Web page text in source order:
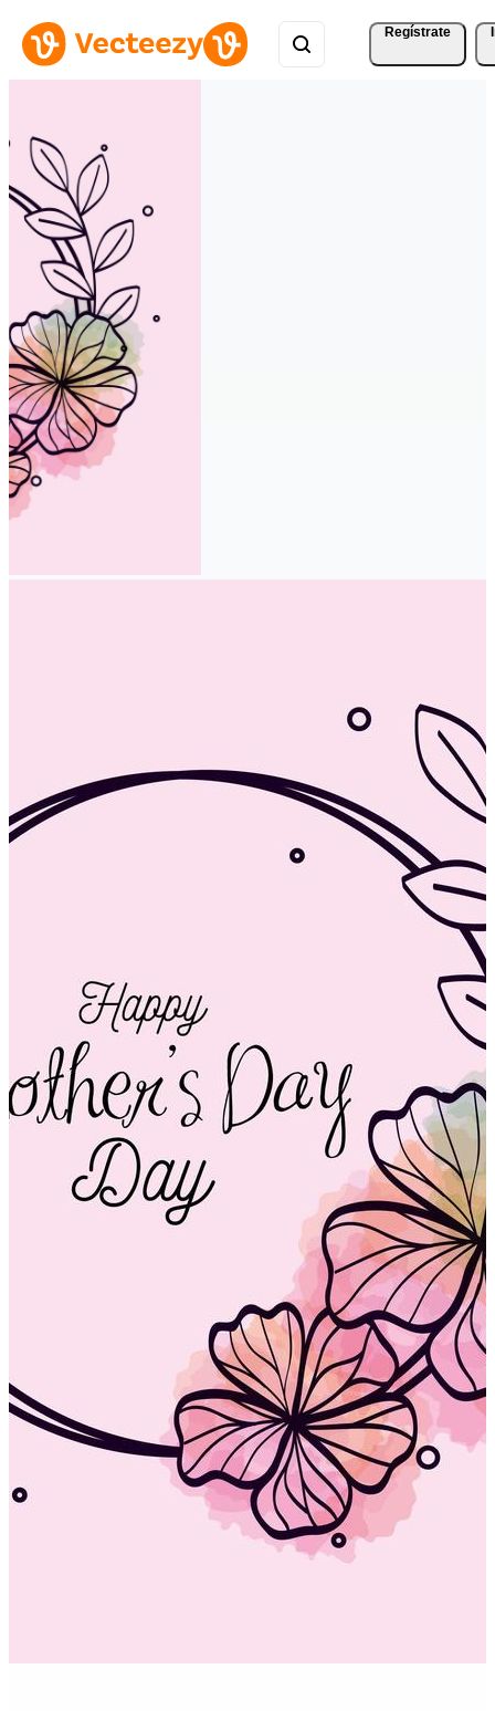
Regístrate